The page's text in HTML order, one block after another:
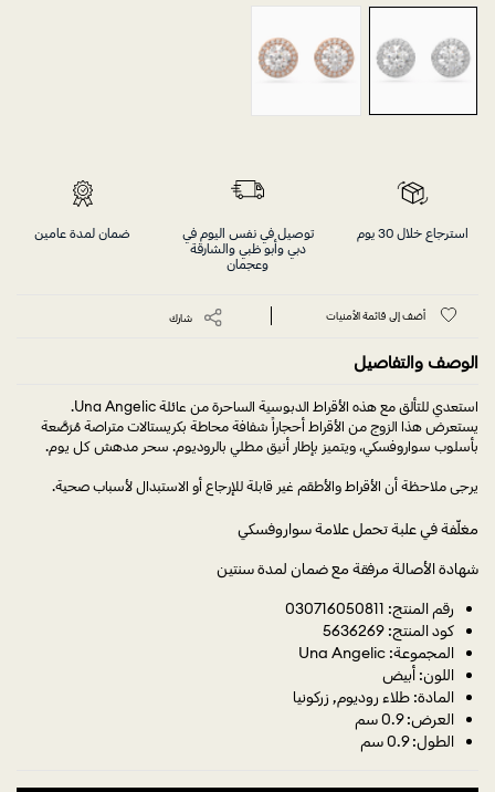
استرجاع خلال 30 يوم
توصيل في نفس اليوم في
دبي وأبو ظبي والشارقة
وعجمان
ضمان لمدة عامين
أضف إلى قائمة الأمنيات شارك
الوصف والتفاصيل
استعدي للتألق مع هذه الأقراط الدبوسية الساحرة من عائلة Una Angelic.
يستعرض هذا الزوج من الأقراط أحجاراً شفافة محاطة بكريستالات متراصة مُرَصَّعة
بأسلوب سواروفسكي، ويتميز بإطار أنيق مطلي بالروديوم. سحر مدهش كل يوم.
يرجى ملاحظة أن الأقراط والأطقم غير قابلة للإرجاع أو الاستبدال لأسباب صحية.
مغلّفة في علبة تحمل علامة سواروفسكي
شهادة الأصالة مرفقة مع ضمان لمدة سنتين
رقم المنتج: 030716050811
كود المنتج: 5636269
المجموعة: Una Angelic
اللون: أبيض
المادة: طلاء روديوم, زركونيا
العرض: 0.9 سم
الطول: 0.9 سم